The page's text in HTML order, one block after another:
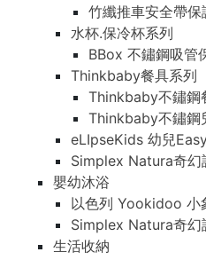
竹纖推車安全帶保
水杯.保冷杯系列
BBox 不鏽鋼吸管
Thinkbaby餐具系列
Thinkbaby不鏽鋼
Thinkbaby不鏽鋼
eLIpseKids 幼兒
Simplex Natura奇幻
嬰幼沐浴
以色列 Yookidoo 小
Simplex Natura奇幻
生活收納